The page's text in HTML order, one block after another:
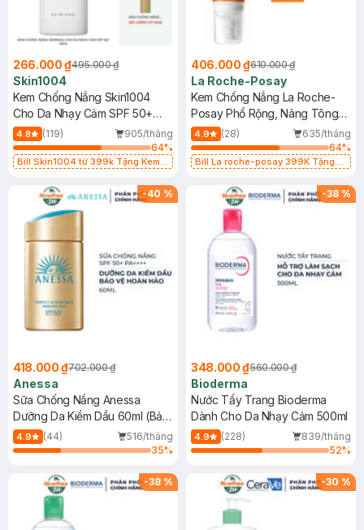
266.000 ₫495.000 ₫
Skin1004
Kem Chống Nắng Skin1004
Cho Da Nhạy Cảm SPF 50+
50ml
4.8 (119)
905/tháng
64%
Bill Skin1004 từ 399k Tặng Kem
SPF 50+ 20ml (SL Có Hạn)
406.000 ₫610.000 ₫
La Roche-Posay
Kem Chống Nắng La Roche-
Posay Phổ Rộng, Nâng Tông
Kiềm Dầu 50ml
4.9 (28)
635/tháng
64%
Bill La roche-posay 399K Tặng
(SL có hạn)
-40 %
418.000 ₫702.000 ₫
Anessa
Sữa Chống Nắng Anessa
Dưỡng Da Kiềm Dầu 60ml (Bản
Mới)
4.9 (44)
516/tháng
35%
-38 %
348.000 ₫560.000 ₫
Bioderma
Nước Tẩy Trang Bioderma
Dành Cho Da Nhạy Cảm 500ml
4.9 (228)
839/tháng
52%
-38 % -30 %